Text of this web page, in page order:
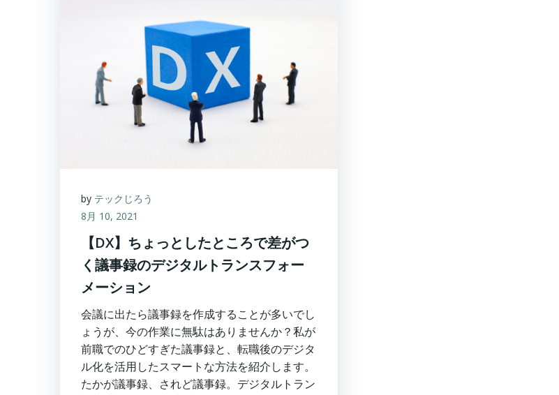
by テックじろう
8月 10, 2021
【DX】ちょっとしたところで差がつ
く議事録のデジタルトランスフォー
メーション
会議に出たら議事録を作成することが多いでし
ょうが、今の作業に無駄はありませんか？私が
前職でのひどすぎた議事録と、転職後のデジタ
ル化を活用したスマートな方法を紹介します。
たかが議事録、されど議事録。デジタルトラン